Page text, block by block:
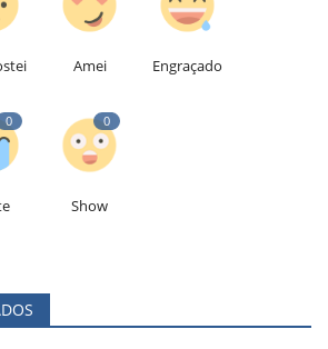
Amei Engraçado
0 0
Show